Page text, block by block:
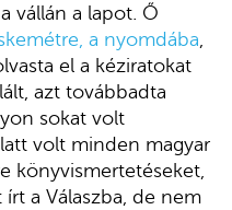
vállán a lapot. Ő
a nyomdába
el a kéziratokat
azt továbbadta
sokat volt
volt minden magyar
könyvismertetéseket,
a Válaszba, de nem